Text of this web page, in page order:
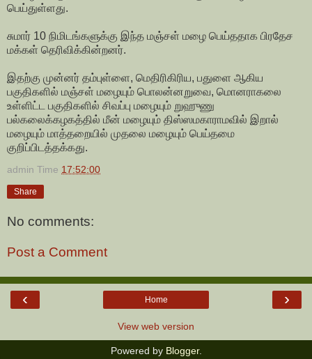
பெய்துள்ளது.
சுமார் 10 நிமிடங்களுக்கு இந்த மஞ்சள் மழை பெய்ததாக பிரதேச
மக்கள் தெரிவிக்கின்றனர்.
இதற்கு முன்னர் தம்புள்ளை, மெதிரிகிரிய, பதுளை ஆகிய
பகுதிகளில் மஞ்சள் மழையும் பொலன்னறுவை, மொனராகலை
உள்ளிட்ட பகுதிகளில் சிவப்பு மழையும் றுஹுணு
பல்கலைக்கழகத்தில் மீன் மழையும் திஸ்ஸமகாராமவில் இறால்
மழையும் மாத்தறையில் முதலை மழையும் பெய்தமை
குறிப்பிடத்தக்கது.
admin Time 17:52:00
Share
No comments:
Post a Comment
‹ ›
Home
View web version
Powered by Blogger.